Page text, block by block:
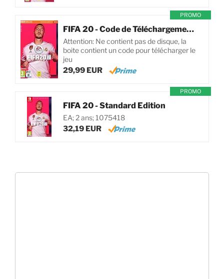
PROMO
FIFA 20 - Code de Téléchargement pour PC
Attention: Ne contient pas de disque, la
boite contient un code pour télécharger le
jeu
29,99 EUR
PROMO
FIFA 20 - Standard Edition
EA; 2 ans; 1075418
32,19 EUR